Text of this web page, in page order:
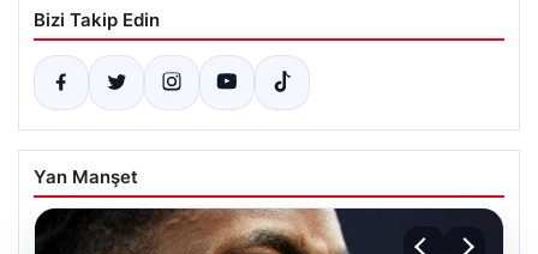
Bizi Takip Edin
Yan Manşet